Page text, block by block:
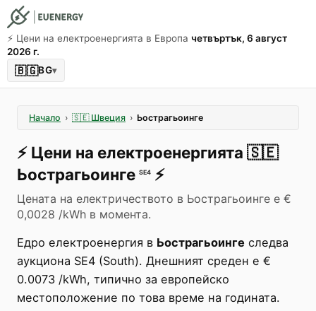
⚡️ Цени на електроенергията в Европа четвъртък, 6 август
2026 г.
🇧🇬BG▾
Начало › 🇸🇪 Швеция › Ьострагьоинге
⚡️ Цени на електроенергията 🇸🇪
Ьострагьоинге SE4 ⚡️
Цената на електричеството в Ьострагьоинге е €
0,0028 /kWh в момента.
Едро електроенергия в Ьострагьоинге следва
аукциона SE4 (South). Днешният среден е €
0.0073 /kWh, типично за европейско
местоположение по това време на годината.